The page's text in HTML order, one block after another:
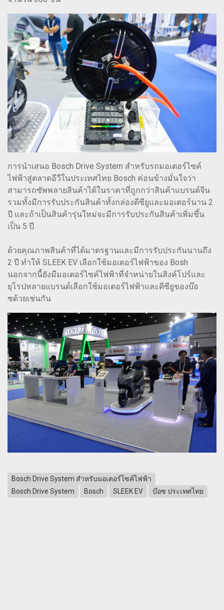
การนำเสนอ Bosch Drive System สำหรับรถมอเตอร์ไซค์
ไฟฟ้าสู่ตลาดอีวีในประเทศไทย Bosch ค่อนข้างมั่นใจว่า
สามารถซัพพลายสินค้าได้ในราคาที่ถูกกว่าสินค้าแบรนด์จีน
รวมทั้งมีการรับประกันสินค้าทั้งกล่องดีซียูและมอเตอร์นาน 2
ปี และถ้าเป็นสินค้ารุ่นใหม่จะมีการรับประกันสินค้าเพิ่มขึ้น
เป็น 5 ปี
ด้วยคุณภาพสินค้าที่ได้มาตรฐานและมีการรับประกันนานถึง
2 ปี ทำให้ SLEEK EV เลือกใช้มอเตอร์ไฟฟ้าของ Bosh
นอกจากนี้ยังมีมอเตอร์ไซค์ไฟฟ้าที่จำหน่ายในสิงค์โปร์และ
ยุโรปหลายแบรนด์เลือกใช้มอเตอร์ไฟฟ้าและดีซียูของบ๊อ
ซด้วยเช่นกัน
Bosch Drive System สำหรับมอเตอร์ไซค์ไฟฟ้า
Bosch Drive System
Bosch SLEEK EV บ๊อซ ประเทศไทย